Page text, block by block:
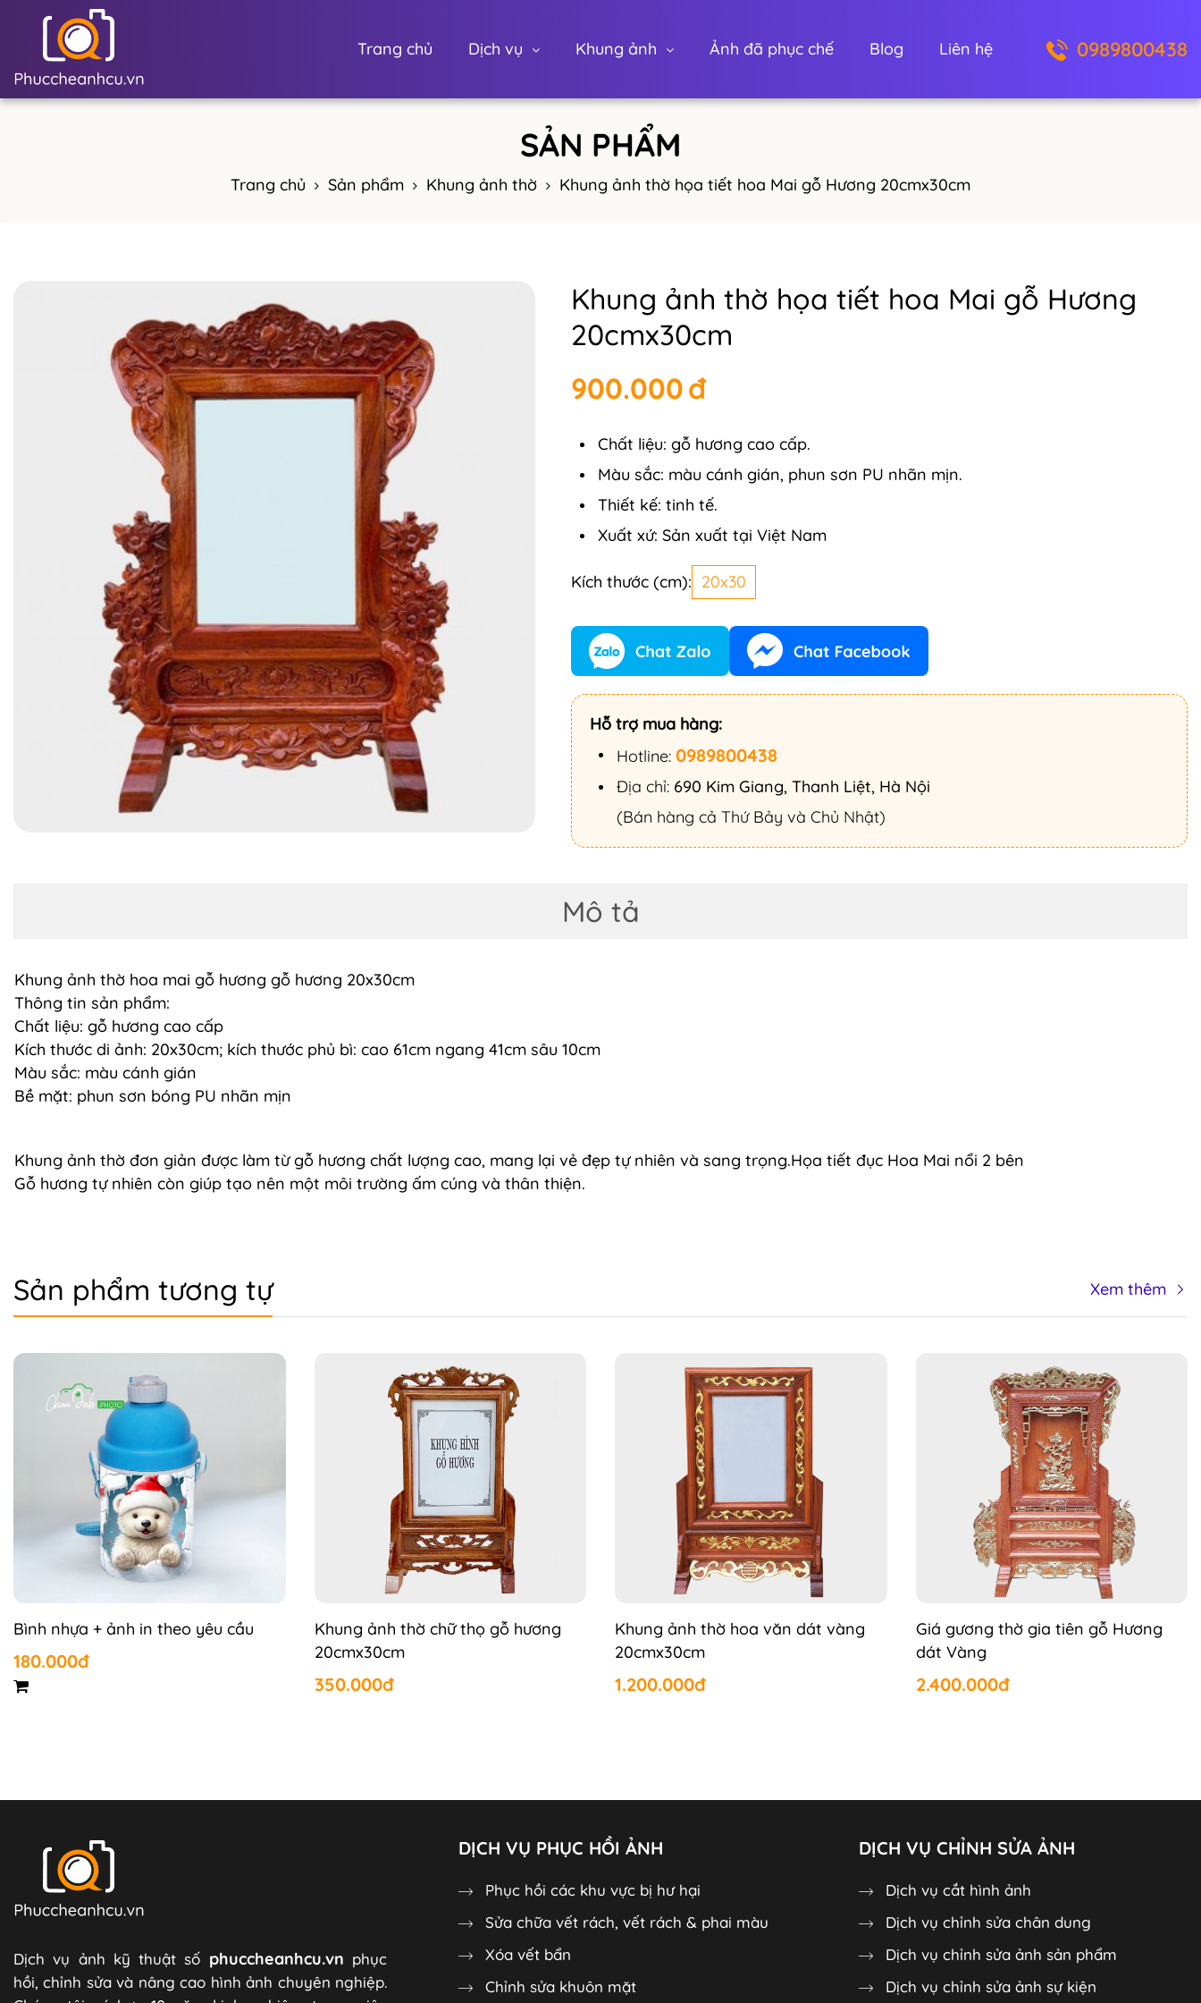
Trang chủ Dịch vụ Khung ảnh Ảnh đã phục chế Blog Liên hệ 0989800438
Trang chủ Sản phẩm Khung ảnh thờ Khung ảnh thờ họa tiết hoa Mai gỗ Hương 20cmx30cm
Khung ảnh thờ họa tiết hoa Mai gỗ Hương
20cmx30cm
900.000đ
Chất liệu: gỗ hương cao cấp.
Màu sắc: màu cánh gián, phun sơn PU nhãn mịn.
Thiết kế: tinh tế.
Xuất xứ: Sản xuất tại Việt Nam
Kích thước (cm): 20x30
Hỗ trợ mua hàng:
Hotline: 0989800438
Địa chỉ: 690 Kim Giang, Thanh Liệt, Hà Nội
(Bán hàng cả Thứ Bảy và Chủ Nhật)
Mô tả
Khung ảnh thờ hoa mai gỗ hương gỗ hương 20x30cm
Thông tin sản phẩm:
Chất liệu: gỗ hương cao cấp
Kích thước di ảnh: 20x30cm; kích thước phủ bì: cao 61cm ngang 41cm sâu 10cm
Màu sắc: màu cánh gián
Bề mặt: phun sơn bóng PU nhãn mịn
Khung ảnh thờ đơn giản được làm từ gỗ hương chất lượng cao, mang lại vẻ đẹp tự nhiên và sang trọng.Họa tiết đục Hoa Mai nổi 2 bên
Gỗ hương tự nhiên còn giúp tạo nên một môi trường ấm cúng và thân thiện.
Sản phẩm tương tự Xem thêm
Bình nhựa + ảnh in theo yêu cầu
180.000đ
Khung ảnh thờ chữ thọ gỗ hương
20cmx30cm
350.000đ
Khung ảnh thờ hoa văn dát vàng
20cmx30cm
1.200.000đ
Giá gương thờ gia tiên gỗ Hương
dát Vàng
2.400.000đ
Dịch vụ ảnh kỹ thuật số phuccheanhcu.vn phục
hồi, chỉnh sửa và nâng cao hình ảnh chuyên nghiệp.
DỊCH VỤ PHỤC HỒI ẢNH
Phục hồi các khu vực bị hư hại
Sửa chữa vết rách, vết rách & phai màu
Xóa vết bẩn
Chỉnh sửa khuôn mặt
DỊCH VỤ CHỈNH SỬA ẢNH
Dịch vụ cắt hình ảnh
Dịch vụ chỉnh sửa chân dung
Dịch vụ chỉnh sửa ảnh sản phẩm
Dịch vụ chỉnh sửa ảnh sự kiện